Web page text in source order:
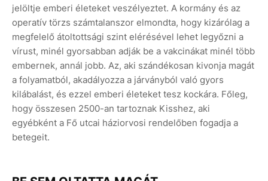
jelöltje emberi életeket veszélyeztet. A kormány és az
operatív törzs számtalanszor elmondta, hogy kizárólag a
megfelelő átoltottsági szint elérésével lehet legyőzni a
vírust, minél gyorsabban adják be a vakcinákat minél több
embernek, annál jobb. Az, aki szándékosan kivonja magát
a folyamatból, akadályozza a járványból való gyors
kilábalást, és ezzel emberi életeket tesz kockára. Főleg,
hogy összesen 2500-an tartoznak Kisshez, aki
egyébként a Fő utcai háziorvosi rendelőben fogadja a
betegeit.